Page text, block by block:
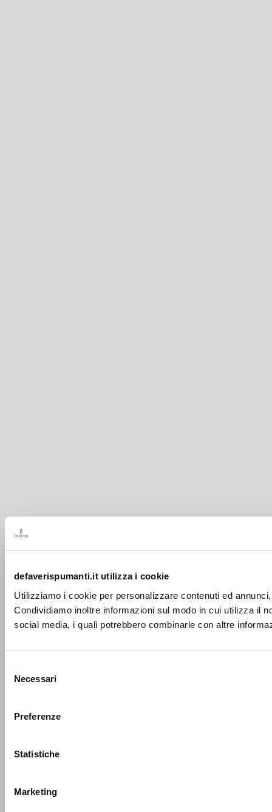
defaverispumanti.it utilizza i cookie
Utilizziamo i cookie per personalizzare contenuti ed
Condividiamo inoltre informazioni sul modo in cui utilizza il
social media, i quali potrebbero combinarle con altre
delNecessari
Preferenze
Statistiche
Marketing